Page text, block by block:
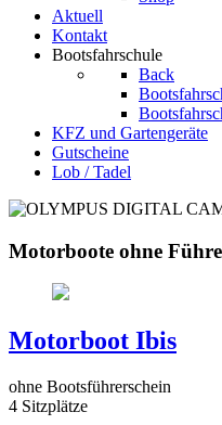
Aktuell
Kontakt
Bootsfahrschule
Back
KFZ und Gartengeräte
Gutscheine
Lob / Tadel
Motorboote ohne
Motorboot Ibis
ohne Bootsführerschein
4 Sitzplätze